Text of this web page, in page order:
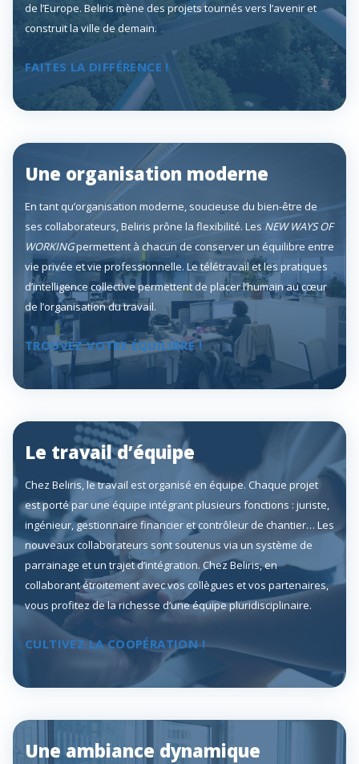
de l’Europe. Beliris mène des projets tournés vers l’avenir et
construit la ville de demain.
FAITES LA DIFFÉRENCE !
Une organisation moderne
En tant qu’organisation moderne, soucieuse du bien-être de
ses collaborateurs, Beliris prône la flexibilité. Les NEW WAYS OF
WORKINGpermettent à chacun de conserver un équilibre entre
vie privée et vie professionnelle. Le télétravail et les pratiques
d’intelligence collective permettent de placer l’humain au cœur
de l’organisation du travail.
TROUVEZ VOTRE ÉQUILIBRE !
Le travail d’équipe
Chez Beliris, le travail est organisé en équipe. Chaque projet
est porté par une équipe intégrant plusieurs fonctions : juriste,
ingénieur, gestionnaire financier et contrôleur de chantier… Les
nouveaux collaborateurs sont soutenus via un système de
parrainage et un trajet d’intégration. Chez Beliris, en
collaborant étroitement avec vos collègues et vos partenaires,
vous profitez de la richesse d’une équipe pluridisciplinaire.
CULTIVEZ LA COOPÉRATION !
Une ambiance dynamique